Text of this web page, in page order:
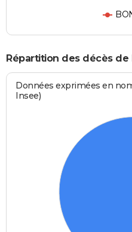
Répartition des décès de
Données exprimées en
Insee)